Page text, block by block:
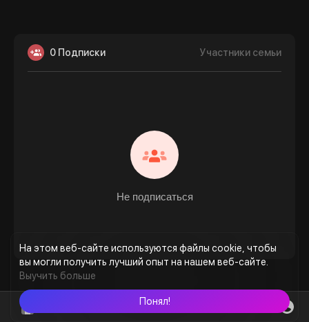
На этом веб-сайте используются файлы cookie, чтобы
вы могли получить лучший опыт на нашем веб-сайте.
Выучить больше
Понял!
0 Подписки Участники семьи
Не подписаться